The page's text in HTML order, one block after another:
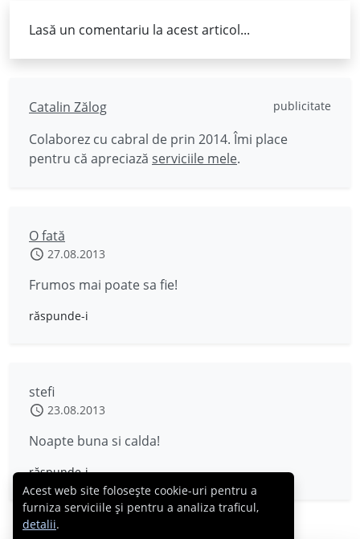
Lasă un comentariu la acest articol...
Catalin Zălog publicitate
Colaborez cu cabral de prin 2014. Îmi place
pentru că apreciază serviciile mele.
O fată
27.08.2013
Frumos mai poate sa fie!
răspunde-i
stefi
23.08.2013
Noapte buna si calda!
răspunde-i
Acest web site folosește cookie-uri pentru a
furniza serviciile și pentru a analiza traficul,
detalii.